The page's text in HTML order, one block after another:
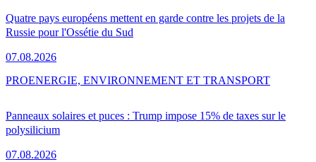
Quatre pays européens mettent en garde contre les projets de la
Russie pour l'Ossétie du Sud
07.08.2026
Panneaux solaires et puces : Trump impose 15% de taxes sur le
polysilicium
07.08.2026
PROENERGIE, ENVIRONNEMENT ET TRANSPORT